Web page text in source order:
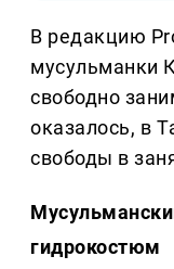
В редакцию
мусульманки
свободно
оказалось, в
свободы в
гидрокостюм